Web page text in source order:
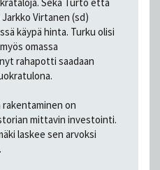
Virtanen (sd)
käypä hinta. Turku olisi
omassa
rahapotti saadaan
on
mittavin investointi.
laskee sen arvoksi